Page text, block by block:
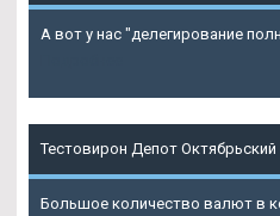
А вот у нас "делегирование
Тестовирон Депот Октябрьский
Большое количество валют в